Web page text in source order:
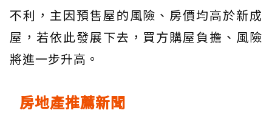
不利，主因預售屋的風險、房價均高於新成
屋，若依此發展下去，買方購屋負擔、風險
將進一步升高。
房地產推薦新聞